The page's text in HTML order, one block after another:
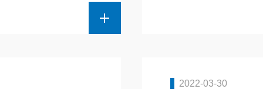
2022-03-30